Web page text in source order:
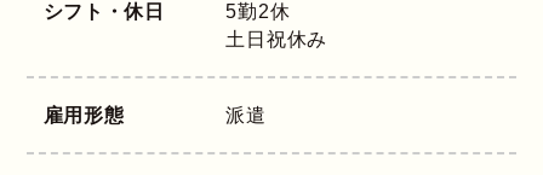
シフト・休日
5勤2休
土日祝休み
雇用形態 派遣